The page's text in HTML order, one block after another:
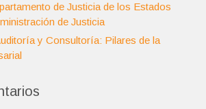
de Justicia de los Estados
de Justicia
y Consultoría: Pilares de la